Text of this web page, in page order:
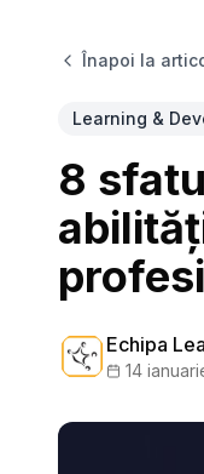
Înapoi la
Learning &
8
Echipa
14